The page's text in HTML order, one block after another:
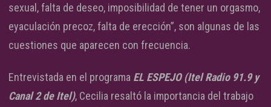
sexual, falta de deseo, imposibilidad de tener un orgasmo,
eyaculación precoz, falta de erección”, son algunas de las
cuestiones que aparecen con frecuencia.
Entrevistada en el programa EL ESPEJO (Itel Radio 91.9 y
Canal 2 de Itel), Cecilia resaltó la importancia del trabajo